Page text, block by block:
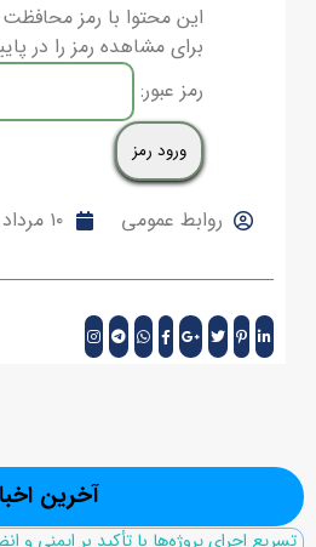
این محتوا با رمز
برای مشاهده رمز را در
رمز عبور:
روابط عمومی ۱۰ مرداد ۱۴۰۱
آخرین